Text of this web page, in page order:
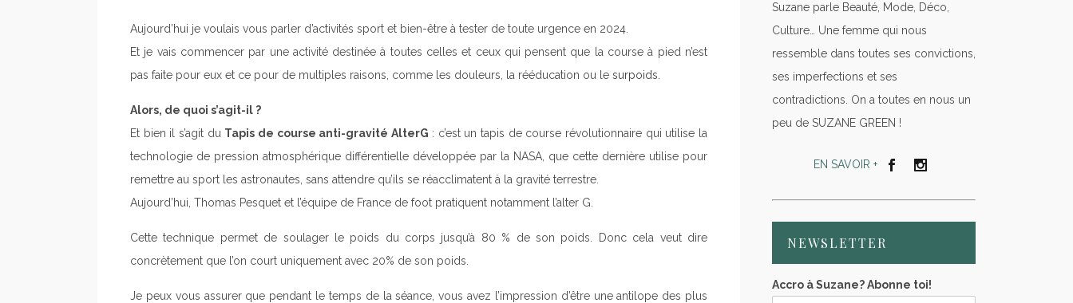
Aujourd’hui je voulais vous parler d’activités sport et bien-être à tester de toute urgence en 2024.
Et je vais commencer par une activité destinée à toutes celles et ceux qui pensent que la course à pied n’est
pas faite pour eux et ce pour de multiples raisons, comme les douleurs, la rééducation ou le surpoids
Alors, de quoi s’agit-il ?
Et bien il s’agit du Tapis de course anti-gravité AlterG : c’est un tapis de course révolutionnaire qui utilise la
technologie de pression atmosphérique différentielle développée par la NASA, que cette dernière utilise pour
remettre au sport les astronautes, sans attendre qu’ils se réacclimatent à la gravité terrestre.
Aujourd’hui, Thomas Pesquet et l’équipe de France de foot pratiquent notamment l’alter G.
Cette technique permet de soulager le poids du corps jusqu’à 80 % de son poids. Donc cela veut dire
concrètement que l’on court uniquement avec 20% de son poids.
Je peux vous assurer que pendant le temps de la séance, vous avez l’impression d’être une antilope des plus
Suzane parle Beauté, Mode, Déco,
Culture… Une femme qui nous
ressemble dans toutes ses convictions,
ses imperfections et ses
contradictions. On a toutes en nous un
peu de SUZANE GREEN !
EN SAVOIR +
NEWSLETTER
Accro à Suzane? Abonne toi!